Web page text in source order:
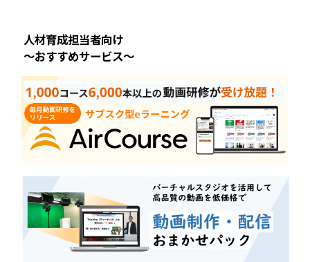
人材育成担当者向け
～おすすめサービス～